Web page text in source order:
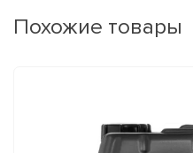
Похожие товары